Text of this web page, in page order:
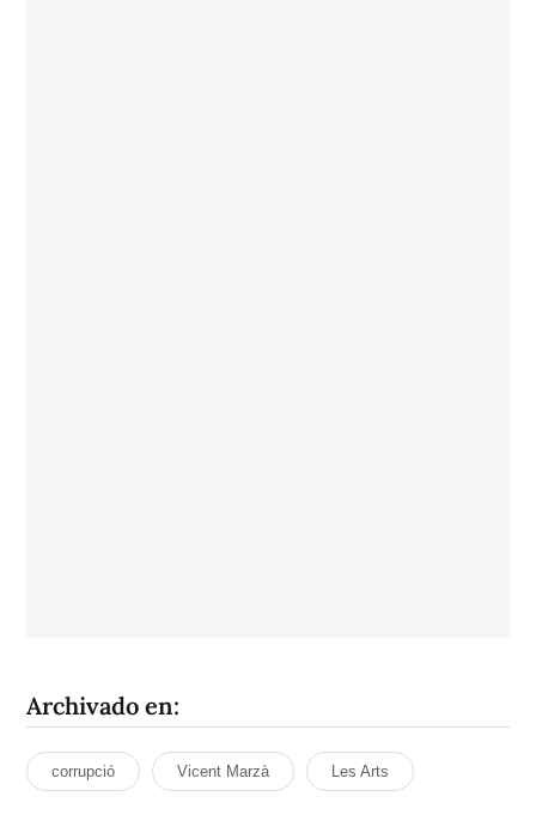
Archivado en:
corrupció Vicent Marzà Les Arts